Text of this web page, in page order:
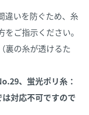
違いを防ぐため、糸
ご指示ください。
裏の糸が透けるた
、蛍光ポリ糸：
対応不可ですので